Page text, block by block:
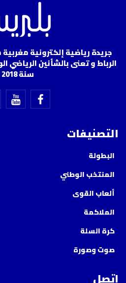
جريدة رياضية إلكترونية
الرباط و تعنى بالشأنين
سنة 2018 .
التصنيفات
البطولة
المنتخب الوطني
ألعاب القوى
الملاكمة
كرة السلة
صوت وصورة
إتصل